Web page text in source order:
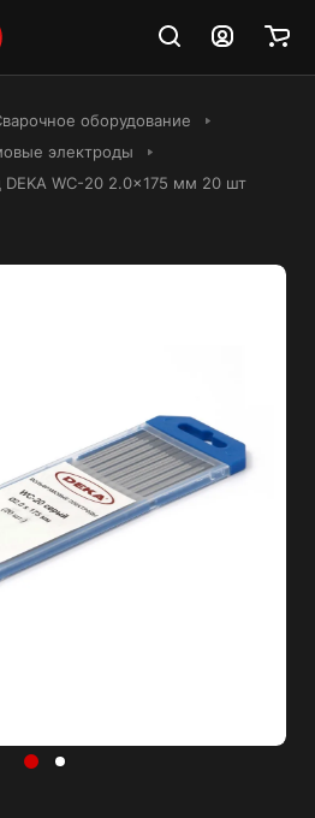
оборудование
электроды
WC-20 2.0x175 мм 20 шт